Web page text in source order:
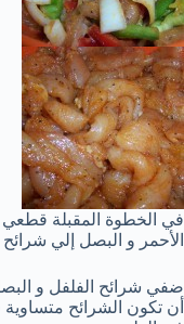
في الخطوة المقبلة
الأحمر و البصل إلي
ضفي شرائح الفلفل و
أن تكون الشرائح